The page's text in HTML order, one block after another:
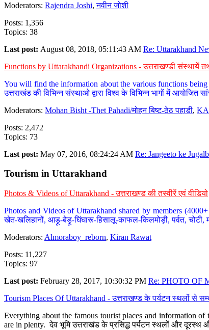
Moderators: Rajendra Joshi,नवीन जोशी
Posts: 1,356
Topics: 38
Last post: August 08, 2018, 05:11:43 AM Re: Uttarakhand
Functions by Uttarakhandi Organizations - उत्तराखण्डी संस्थायें
You will find the information about the various functions
उत्तराखंड की विभिन्न संस्थाओ द्वारा विश्व के विभिन्न भागों में
Moderators: Mohan Bisht -Thet Pahadi/मोहन बिष्ट-ठेठ पहाडी,
Posts: 2,472
Topics: 73
Last post: May 07, 2016, 08:24:24 AM Re: Jangeeto ke
Tourism in Uttarakhand
Photos & Videos of Uttarakhand - उत्तराखण्ड की तस्वीरें एवं वीडियो
Photos and Videos of Uttarakhand shared by members
खेत-खलिहानों, आड़ू-बेड़ू-घिंघारू-हिसालू-काफल-किलमोड़ी, पर्वत,
Moderators: Almoraboy_reborn, Kiran Rawat
Posts: 11,227
Topics: 97
Last post: February 28, 2017, 10:30:32 PM Re: PHOTO OF
Tourism Places Of Uttarakhand - उत्तराखण्ड के पर्यटन स्थलों से
Everything about the famous tourist places and information
are in plenty. देव भूमि उत्तराखंड के प्रसिद्ध पर्यटन स्थलों और